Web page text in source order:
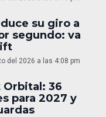
su giro a
segundo: va
del 2026 a las 4:08 pm
Orbital: 36
para 2027 y